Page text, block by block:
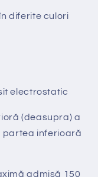
diferite culori
electrostatic
(deasupra) a
partea inferioară
admisă 150